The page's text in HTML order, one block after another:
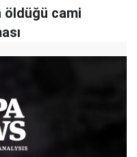
öldüğü cami